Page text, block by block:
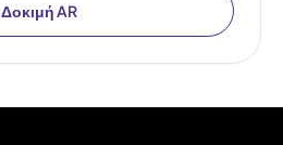
Δοκιμή AR